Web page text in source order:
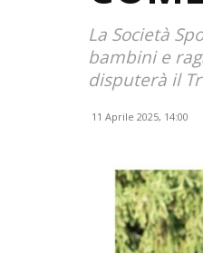
La Società
bambini e
disputerà il
11 Aprile 2025, 14:00